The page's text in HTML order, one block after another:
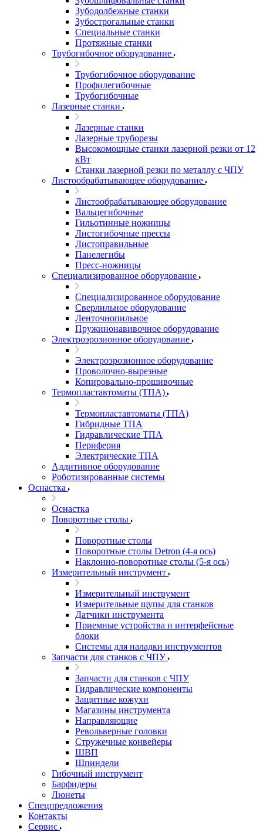
Зубодолбежные станки
Зубострогальные станки
Специальные станки
Протяжные станки
Трубогибочное оборудование
Трубогибочное оборудование
Профилегибочные
Трубогибочные
Лазерные станки
Лазерные станки
Лазерные труборезы
Высокомощные станки лазерной резки от 12
кВт
Станки лазерной резки по металлу с ЧПУ
Листообрабатывающее оборудование
Листообрабатывающее оборудование
Вальцегибочные
Гильотинные ножницы
Листогибочные прессы
Листоправильные
Панелегибы
Пресс-ножницы
Специализированное оборудование
Специализированное оборудование
Сверлильное оборудование
Ленточнопильное
Пружинонавивочное оборудование
Электроэрозионное оборудование
Электроэрозионное оборудование
Проволочно-вырезные
Копировально-прошивочные
Термопластавтоматы (ТПА)
Термопластавтоматы (ТПА)
Гибридные ТПА
Гидравлические ТПА
Периферия
Электрические ТПА
Аддитивное оборудование
Роботизированные системы
Оснастка
Оснастка
Поворотные столы
Поворотные столы
Поворотные столы Detron (4-я ось)
Наклонно-поворотные столы (5-я ось)
Измерительный инструмент
Измерительный инструмент
Измерительные щупы для станков
Датчики инструмента
Приемные устройства и интерфейсные
блоки
Системы для наладки инструментов
Запчасти для станков с ЧПУ
Запчасти для станков с ЧПУ
Гидравлические компоненты
Защитные кожухи
Магазины инструмента
Направляющие
Револьверные головки
Стружечные конвейеры
ШВП
Шпиндели
Гибочный инструмент
Барфидеры
Люнеты
Спецпредложения
Контакты
Сервис